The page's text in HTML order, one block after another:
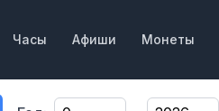
Часы Афиши Монеты